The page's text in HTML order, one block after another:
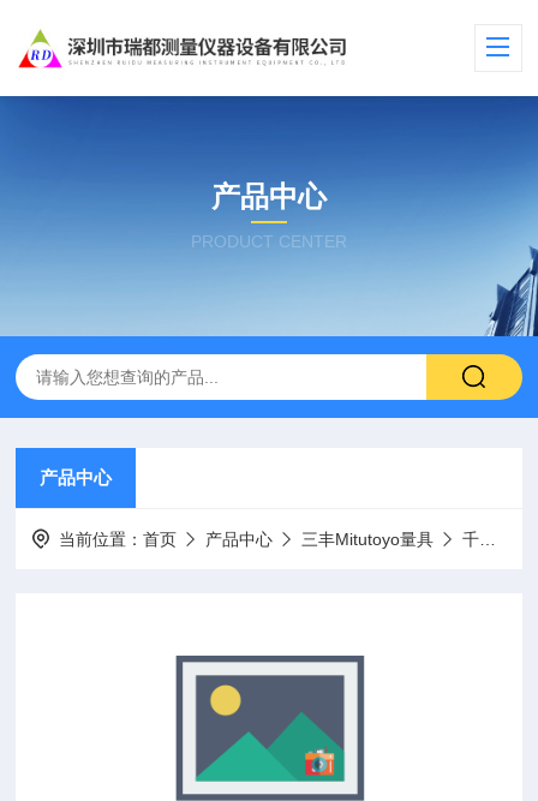
产品中心
PRODUCT CENTER
产品中心
当前位置：首页 产品中心 三丰Mitutoyo量具 千分尺